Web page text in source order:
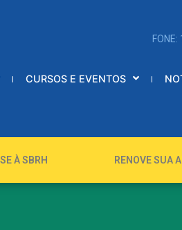
CURSOS E EVENTOS
À SBRH RENOVE SUA